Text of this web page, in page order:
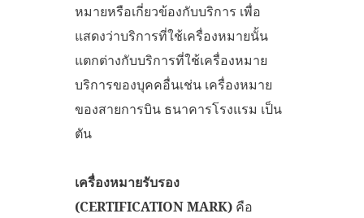
หมายหรือเกี่ยวข้องกับบริการ เพื่อ
แสดงว่าบริการที่ใช้เครื่องหมายนั้น
แตกต่างกับบริการที่ใช้เครื่องหมาย
บริการของบุคคอื่นเช่น เครื่องหมาย
ของสายการบิน ธนาคารโรงแรม เป็น
ตัน
เครื่องหมายรับรอง
(CERTIFICATION MARK) คือ